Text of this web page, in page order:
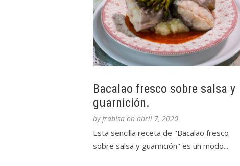
Bacalao fresco sobre salsa y
guarnición.
byfrabisa on abril 7, 2020
Esta sencilla receta de "Bacalao fresco
sobre salsa y guarnición" es un modo...